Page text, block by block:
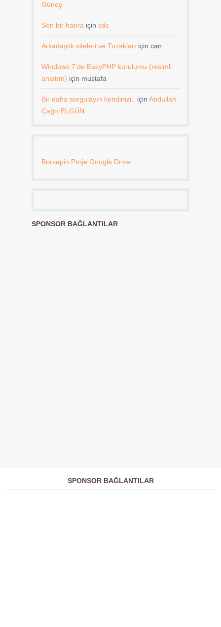
Güneş
Son bir hatıra için sdc
Arkadaşlık siteleri ve Tuzakları için can
Windows 7’de EasyPHP kurulumu (resimli
anlatım) için mustafa
Bir daha sorgulayın kendinizi.. için Abdullah
Çağrı ELGÜN
Borsapin Proje Google Drive
SPONSOR BAĞLANTILAR
SPONSOR BAĞLANTILAR